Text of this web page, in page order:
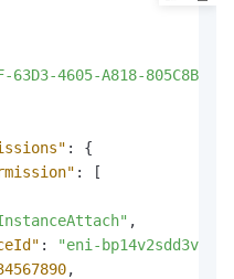
63D3-4605-A818-
:
{
:
[
,
:
"eni-
,